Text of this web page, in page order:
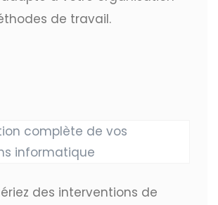
de travail.
complète de vos
informatique
des interventions de